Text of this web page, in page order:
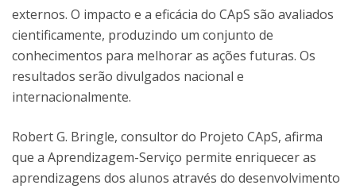
externos. O impacto e a eficácia do CApS são avaliados
cientificamente, produzindo um conjunto de
conhecimentos para melhorar as ações futuras. Os
resultados serão divulgados nacional e
internacionalmente.
Robert G. Bringle, consultor do Projeto CApS, afirma
que a Aprendizagem-Serviço permite enriquecer as
aprendizagens dos alunos através do desenvolvimento